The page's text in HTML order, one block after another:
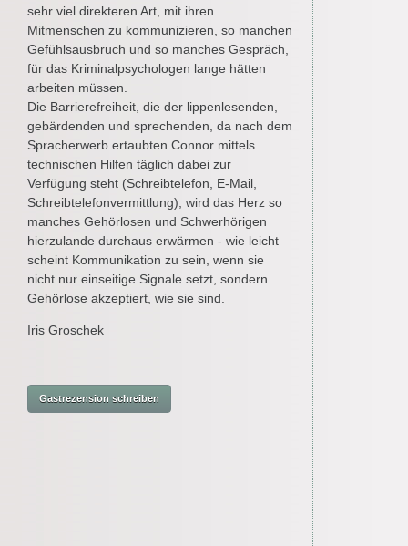
sehr viel direkteren Art, mit ihren
Mitmenschen zu kommunizieren, so manchen
Gefühlsausbruch und so manches Gespräch,
für das Kriminalpsychologen lange hätten
arbeiten müssen.
Die Barrierefreiheit, die der lippenlesenden,
gebärdenden und sprechenden, da nach dem
Spracherwerb ertaubten Connor mittels
technischen Hilfen täglich dabei zur
Verfügung steht (Schreibtelefon, E-Mail,
Schreibtelefonvermittlung), wird das Herz so
manches Gehörlosen und Schwerhörigen
hierzulande durchaus erwärmen - wie leicht
scheint Kommunikation zu sein, wenn sie
nicht nur einseitige Signale setzt, sondern
Gehörlose akzeptiert, wie sie sind.
Iris Groschek